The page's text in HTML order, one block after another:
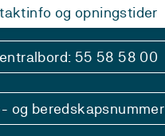
og opningstider
55 58 58 00
og beredskapsnummer